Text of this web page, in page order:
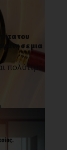
του
σε μια
πολύτιμα